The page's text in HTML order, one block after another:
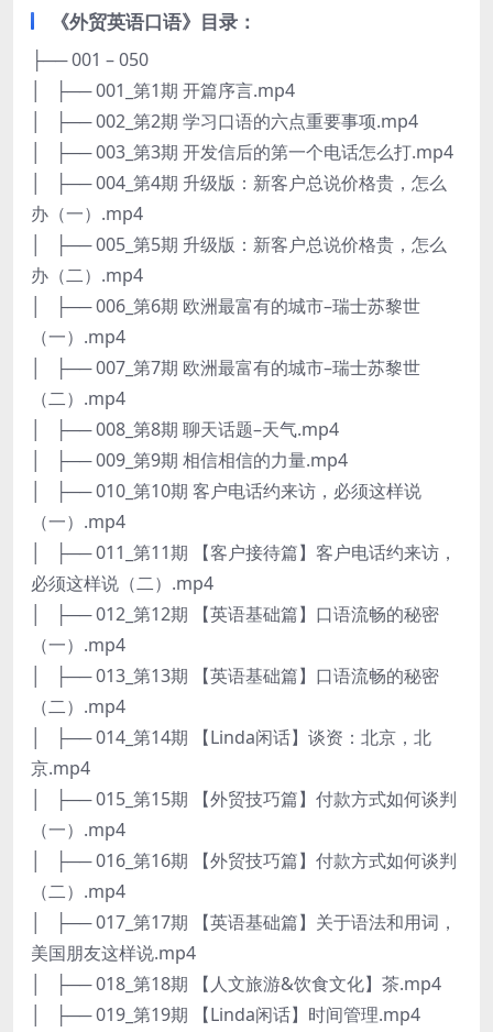
《外贸英语口语》目录：
├── 001 – 050
│ ├── 001_第1期 开篇序言.mp4
│ ├── 002_第2期 学习口语的六点重要事项.mp4
│ ├── 003_第3期 开发信后的第一个电话怎么打.mp4
│ ├── 004_第4期 升级版：新客户总说价格贵，怎么
办（一）.mp4
│ ├── 005_第5期 升级版：新客户总说价格贵，怎么
办（二）.mp4
│ ├── 006_第6期 欧洲最富有的城市–瑞士苏黎世
（一）.mp4
│ ├── 007_第7期 欧洲最富有的城市–瑞士苏黎世
（二）.mp4
│ ├── 008_第8期 聊天话题–天气.mp4
│ ├── 009_第9期 相信相信的力量.mp4
│ ├── 010_第10期 客户电话约来访，必须这样说
（一）.mp4
│ ├── 011_第11期 【客户接待篇】客户电话约来访，
必须这样说（二）.mp4
│ ├── 012_第12期 【英语基础篇】口语流畅的秘密
（一）.mp4
│ ├── 013_第13期 【英语基础篇】口语流畅的秘密
（二）.mp4
│ ├── 014_第14期 【Linda闲话】谈资：北京，北
京.mp4
│ ├── 015_第15期 【外贸技巧篇】付款方式如何谈判
（一）.mp4
│ ├── 016_第16期 【外贸技巧篇】付款方式如何谈判
（二）.mp4
│ ├── 017_第17期 【英语基础篇】关于语法和用词，
美国朋友这样说.mp4
│ ├── 018_第18期 【人文旅游&饮食文化】茶.mp4
│ ├── 019_第19期 【Linda闲话】时间管理.mp4